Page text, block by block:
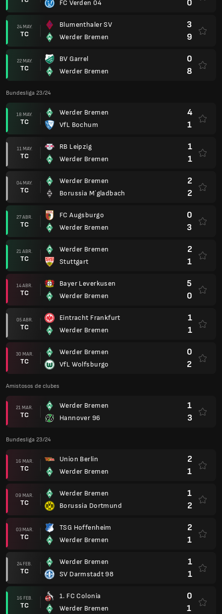
FC Verden 04 0
24 MAY.
TC
Blumenthaler SV
Werder Bremen
3
9
22 MAY.
TC
BV Garrel
Werder Bremen
0
8
Bundesliga 23/24
18 MAY.
TC
Werder Bremen
VfL Bochum
4
1
11 MAY.
TC
RB Leipzig
Werder Bremen
1
1
04 MAY.
TC
Werder Bremen
Borussia M´gladbach
2
2
27 ABR.
TC
FC Augsburgo
Werder Bremen
0
3
21 ABR.
TC
Werder Bremen
Stuttgart
2
1
14 ABR.
TC
Bayer Leverkusen
Werder Bremen
5
0
05 ABR.
TC
Eintracht Frankfurt
Werder Bremen
1
1
30 MAR.
TC
Werder Bremen
VfL Wolfsburgo
0
2
Amistosos de clubes
21 MAR.
TC
Werder Bremen
Hannover 96
1
3
Bundesliga 23/24
16 MAR.
TC
Union Berlin
Werder Bremen
2
1
09 MAR.
TC
Werder Bremen
Borussia Dortmund
1
2
03 MAR.
TC
TSG Hoffenheim
Werder Bremen
2
1
24 FEB.
TC
Werder Bremen
SV Darmstadt 98
1
1
16 FEB.
TC
1. FC Colonia
Werder Bremen
0
1